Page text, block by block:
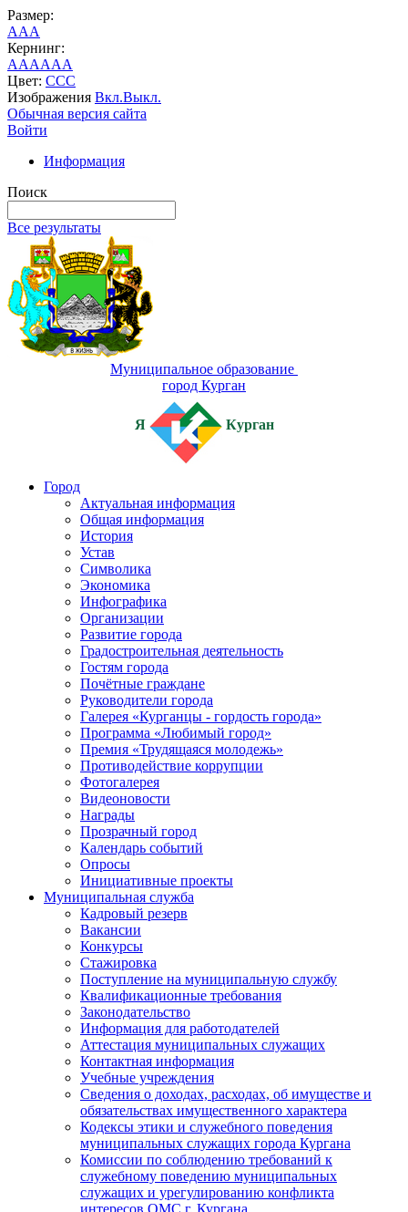
Размер:
AAA
Кернинг:
AAAAAA
Цвет: CCC
Изображения Вкл.Выкл.
Обычная версия сайта
Войти
Информация
Поиск
Все результаты
Муниципальное образование
город Курган
Я Курган
Город
Актуальная информация
Общая информация
История
Устав
Символика
Экономика
Инфографика
Организации
Развитие города
Градостроительная деятельность
Гостям города
Почётные граждане
Руководители города
Галерея «Курганцы - гордость города»
Программа «Любимый город»
Премия «Трудящаяся молодежь»
Противодействие коррупции
Фотогалерея
Видеоновости
Награды
Прозрачный город
Календарь событий
Опросы
Инициативные проекты
Муниципальная служба
Кадровый резерв
Вакансии
Конкурсы
Стажировка
Поступление на муниципальную службу
Квалификационные требования
Законодательство
Информация для работодателей
Аттестация муниципальных служащих
Контактная информация
Учебные учреждения
Сведения о доходах, расходах, об имуществе и
обязательствах имущественного характера
Кодексы этики и служебного поведения
муниципальных служащих города Кургана
Комиссии по соблюдению требований к
служебному поведению муниципальных
служащих и урегулированию конфликта
интересов ОМС г. Кургана